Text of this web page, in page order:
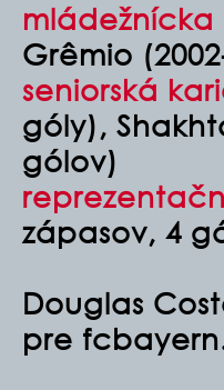
mládežnícka
Grêmio
seniorská
góly),
gólov)
zápasov, 4
Douglas
pre